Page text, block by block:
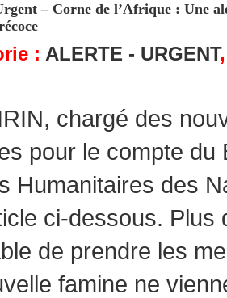
– Corne de l’Afrique : Une
: ALERTE - URGENT
chargé des
pour le compte
Humanitaires des
ci-dessous. Plus
de prendre les
famine ne